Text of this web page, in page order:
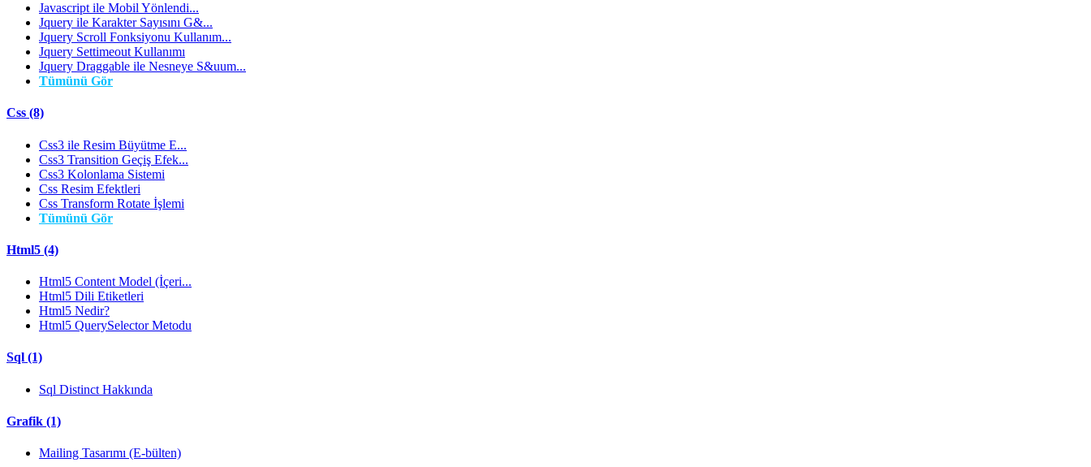
Javascript ile Mobil Yönlendi...
Jquery ile Karakter Sayısını G&...
Jquery Scroll Fonksiyonu Kullanım...
Jquery Settimeout Kullanımı
Jquery Draggable ile Nesneye S&uum...
Tümünü Gör
Css (8)
Css3 ile Resim Büyütme E...
Css3 Transition Geçiş Efek...
Css3 Kolonlama Sistemi
Css Resim Efektleri
Css Transform Rotate İşlemi
Tümünü Gör
Html5 (4)
Html5 Content Model (İçeri...
Html5 Dili Etiketleri
Html5 Nedir?
Html5 QuerySelector Metodu
Sql (1)
Sql Distinct Hakkında
Grafik (1)
Mailing Tasarımı (E-bülten)